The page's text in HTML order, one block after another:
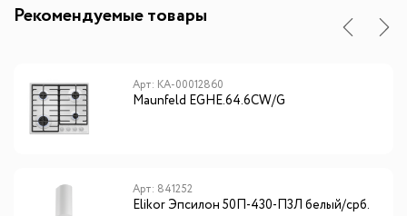
Рекомендуемые товары
Арт: КА-00012860
Maunfeld EGHE.64.6CW/G
Арт: 841252
Elikor Эпсилон 50П-430-П3Л белый/срб.